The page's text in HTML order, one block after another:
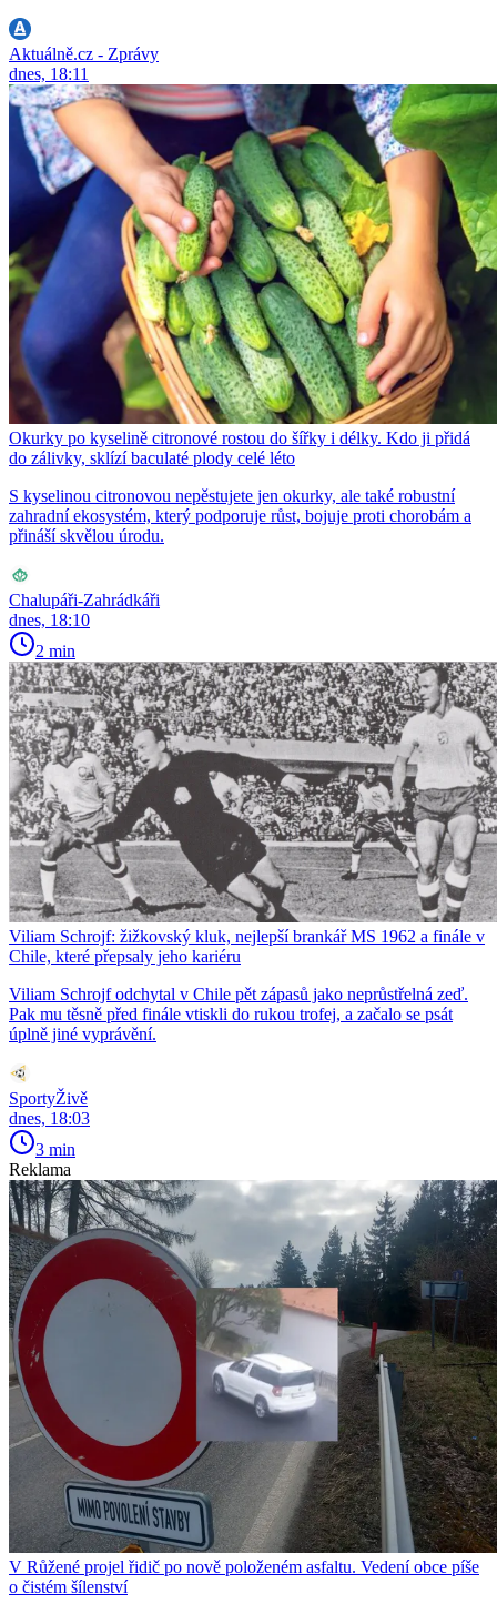
Aktuálně.cz - Zprávy
dnes, 18:11
Okurky po kyselině citronové rostou do šířky i délky. Kdo ji přidá
do zálivky, sklízí baculaté plody celé léto
S kyselinou citronovou nepěstujete jen okurky, ale také robustní
zahradní ekosystém, který podporuje růst, bojuje proti chorobám a
přináší skvělou úrodu.
Chalupáři-Zahrádkáři
dnes, 18:10
2 min
Viliam Schrojf: žižkovský kluk, nejlepší brankář MS 1962 a finále v
Chile, které přepsaly jeho kariéru
Viliam Schrojf odchytal v Chile pět zápasů jako neprůstřelná zeď.
Pak mu těsně před finále vtiskli do rukou trofej, a začalo se psát
úplně jiné vyprávění.
SportyŽivě
dnes, 18:03
3 min
Reklama
V Růžené projel řidič po nově položeném asfaltu. Vedení obce píše
o čistém šílenství